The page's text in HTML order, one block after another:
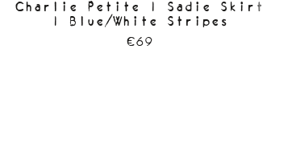
Charlie Petite | Sadie Skirt
| Blue/White Stripes
€69